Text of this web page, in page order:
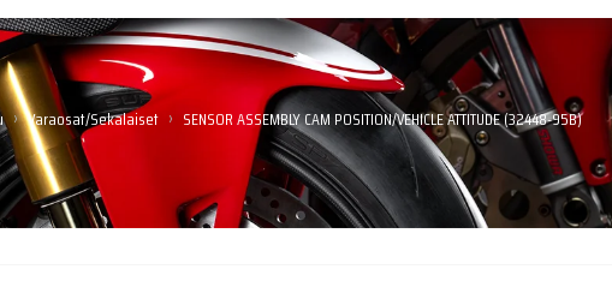
› Varaosat/Sekalaiset › SENSOR ASSEMBLY CAM POSITION/VEHICLE ATTITUDE (32448-95B)